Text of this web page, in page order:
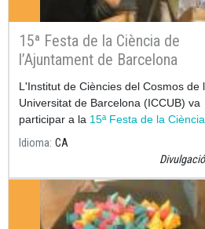
15ª Festa de la Ciència de
l’Ajuntament de Barcelona
L'Institut de Ciències del Cosmos de
Universitat de Barcelona (ICCUB) va
participar a la 15ª Festa de la
Idioma CA